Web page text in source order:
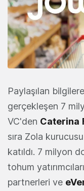
Paylaşılan
gerçekleşen 7
VC'den Caterina
sıra Zola
katıldı. 7 milyon
tohum
partnerleri ve